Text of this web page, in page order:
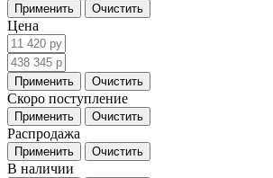
Цена
Скоро поступление
Распродажа
В наличии